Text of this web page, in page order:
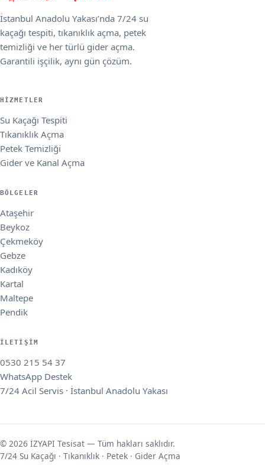
İstanbul Anadolu Yakası’nda 7/24 su
kaçağı tespiti, tıkanıklık açma, petek
temizliği ve her türlü gider açma.
Garantili işçilik, aynı gün çözüm.
HIZMETLER
Su Kaçağı Tespiti
Tıkanıklık Açma
Petek Temizliği
Gider ve Kanal Açma
BÖLGELER
Ataşehir
Beykoz
Çekmeköy
Gebze
Kadıköy
Kartal
Maltepe
Pendik
İLETIŞIM
0530 215 54 37
WhatsApp Destek
7/24 Acil Servis · İstanbul Anadolu Yakası
© 2026 İZYAPI Tesisat — Tüm hakları saklıdır.
7/24 Su Kaçağı · Tıkanıklık · Petek · Gider Açma